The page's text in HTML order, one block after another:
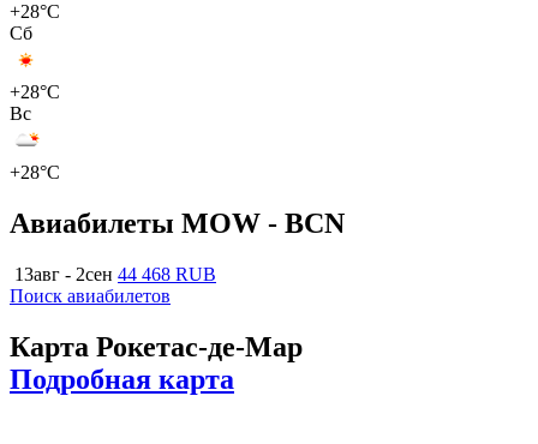
+28°C
Сб
+28°C
Вс
+28°C
Авиабилеты MOW - BCN
13авг - 2сен 44 468 RUB
Поиск авиабилетов
Карта Рокетас-де-Мар
Подробная карта